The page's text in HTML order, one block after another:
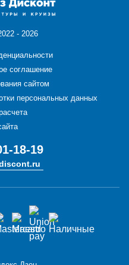
- 2026
соглашение
сайтом
персональных данных
18-19